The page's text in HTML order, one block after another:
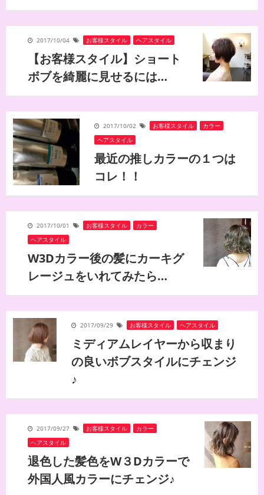
【お客様スタイル】ショート
ボブを綺麗に見せるには…
2017/10/04 お客様スタイル ヘアスタイル
最近の推しカラーの１つは
コレ！！
2017/10/02 お客様スタイル カラー
ヘアスタイル
W3Dカラー後の髪にカーキグ
レージュをいれてみたら…
2017/10/01 お客様スタイル カラー
ヘアスタイル
ミディアムレイヤーから収まり
の良いボブスタイルにチェンジ
♪
2017/09/29 お客様スタイル ヘアスタイル
退色した髪色をW３Dカラーで
外国人風カラーにチェンジ♪
2017/09/27 お客様スタイル カラー
ヘアスタイル